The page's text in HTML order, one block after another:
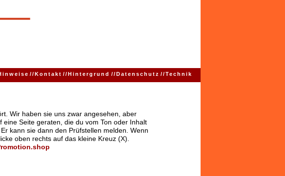
//Kontakt //Hintergrund //Datenschutz //Technik
Wir haben sie uns zwar angesehen, aber
Seite geraten, die du vom Ton oder Inhalt
kann sie dann den Prüfstellen melden. Wenn
oben rechts auf das kleine Kreuz (X).